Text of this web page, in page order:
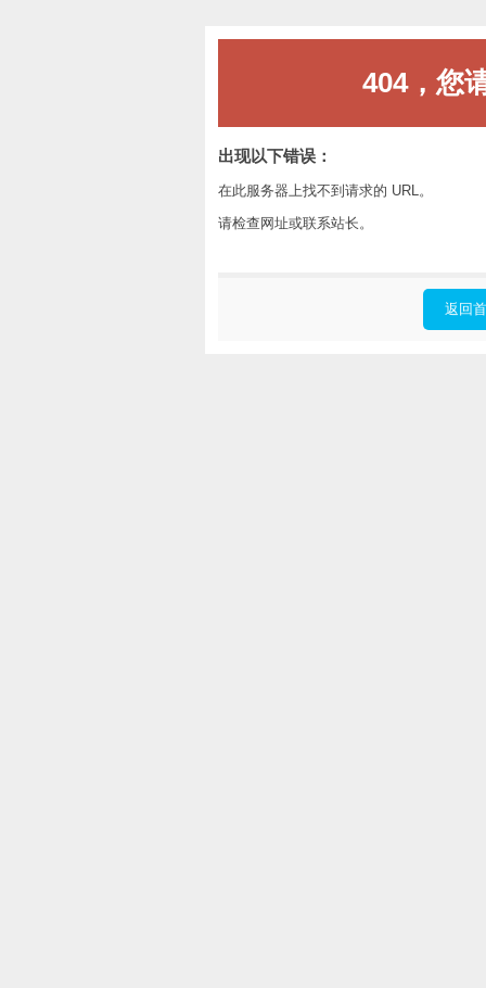
404，您
出现以下错误：
在此服务器上找不到请求的 URL。
请检查网址或联系站长。
返回